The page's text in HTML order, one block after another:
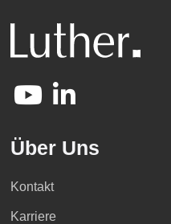
Über Uns
Kontakt
Karriere